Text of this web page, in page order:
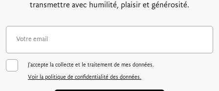
transmettre avec humilité, plaisir et générosité.
J'accepte la collecte et le traitement de mes données.
Voir la politique de confidentialité des données.